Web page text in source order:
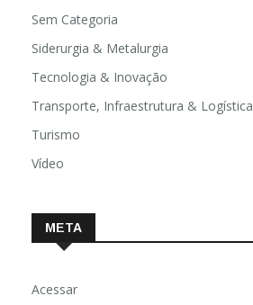
Sem Categoria
Siderurgia & Metalurgia
Tecnologia & Inovação
Transporte, Infraestrutura & Logística
Turismo
Vídeo
META
Acessar